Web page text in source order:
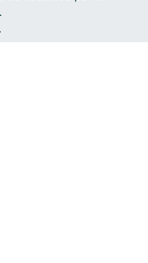
publicar
UB)
Barcelona